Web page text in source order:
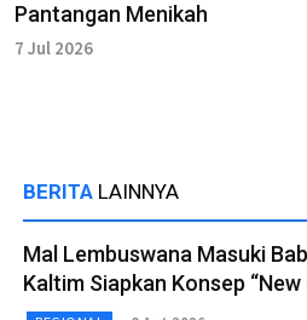
Pantangan Menikah
7 Jul 2026
BERITA LAINNYA
Mal Lembuswana Masuki
Kaltim Siapkan Konsep “New